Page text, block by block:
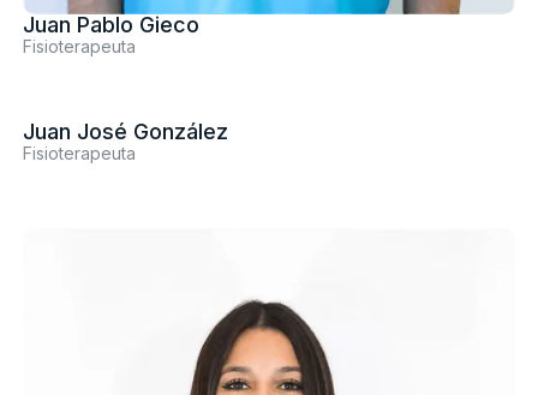
Juan Pablo Gieco
Fisioterapeuta
Juan José González
Fisioterapeuta